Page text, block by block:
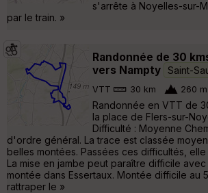
s'arrête à Noyelles-sur-
par le train. »
Randonnée de 30
vers Nampty Saint-
VTT 30 km 260 m
Randonnée en VTT de
la place de Flers-sur-
Difficulté : Moyenne
d'ordre général. La trace est classée
belles montées. Passées ces difficultés,
La mise en jambe peut paraître difficile
montée dans Essertaux. Montée difficile au
rattraper le »